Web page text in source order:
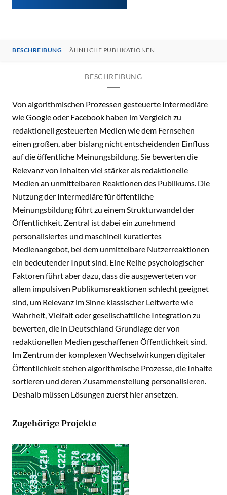
BESCHREIBUNG ÄHNLICHE PUBLIKATIONEN
BESCHREIBUNG
Von algorithmischen Prozessen gesteuerte Intermediäre
wie Google oder Facebook haben im Vergleich zu
redaktionell gesteuerten Medien wie dem Fernsehen
einen großen, aber bislang nicht entscheidenden Einfluss
auf die öffentliche Meinungsbildung. Sie bewerten die
Relevanz von Inhalten viel stärker als redaktionelle
Medien an unmittelbaren Reaktionen des Publikums. Die
Nutzung der Intermediäre für öffentliche
Meinungsbildung führt zu einem Strukturwandel der
Öffentlichkeit. Zentral ist dabei ein zunehmend
personalisiertes und maschinell kuratiertes
Medienangebot, bei dem unmittelbare Nutzerreaktionen
ein bedeutender Input sind. Eine Reihe psychologischer
Faktoren führt aber dazu, dass die ausgewerteten vor
allem impulsiven Publikumsreaktionen schlecht geeignet
sind, um Relevanz im Sinne klassischer Leitwerte wie
Wahrheit, Vielfalt oder gesellschaftliche Integration zu
bewerten, die in Deutschland Grundlage der von
redaktionellen Medien geschaffenen Öffentlichkeit sind.
Im Zentrum der komplexen Wechselwirkungen digitaler
Öffentlichkeit stehen algorithmische Prozesse, die Inhalte
sortieren und deren Zusammenstellung personalisieren.
Deshalb müssen Lösungen zuerst hier ansetzen.
Zugehörige Projekte